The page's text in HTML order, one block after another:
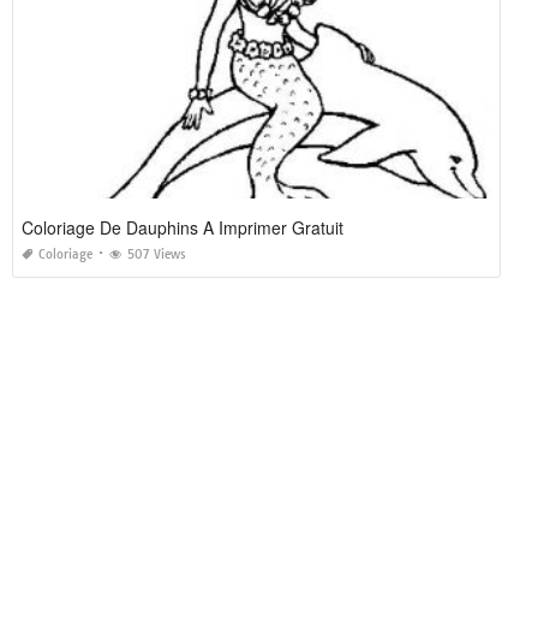
Coloriage De Dauphins A Imprimer Gratuit
Coloriage 507 Views